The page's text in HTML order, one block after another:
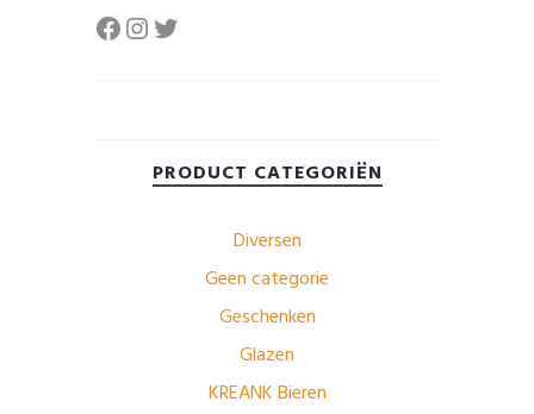
Facebook
Instagram
Twitter
PRODUCT CATEGORIËN
Diversen
Geen categorie
Geschenken
Glazen
KREANK Bieren